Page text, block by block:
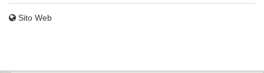
Sito Web